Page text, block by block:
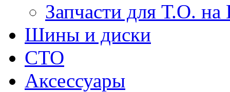
Запчасти для Т.О. на
Шины и диски
СТО
Аксессуары